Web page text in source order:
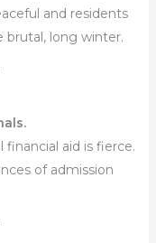
and residents
brutal, long winter.
aid is fierce.
of admission